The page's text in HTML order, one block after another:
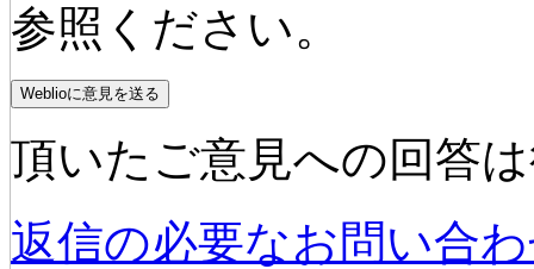
参照ください。
頂いたご意見への回答
返信の必要なお問い合